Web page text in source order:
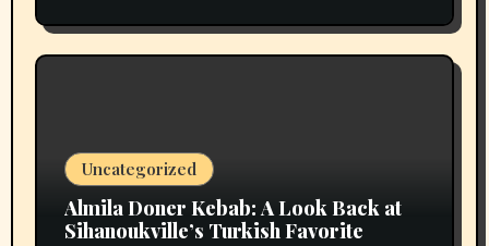
Uncategorized
Almila Doner Kebab: A Look Back at
Sihanoukville’s Turkish Favorite